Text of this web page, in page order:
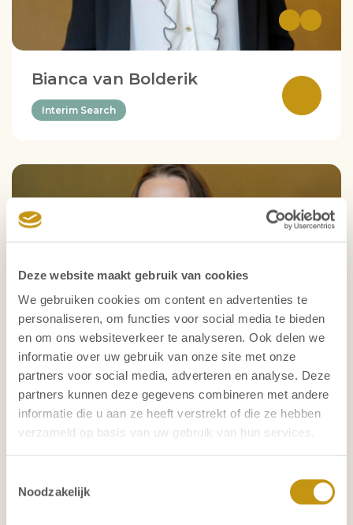
Deze website maakt gebruik van cookies
We gebruiken cookies om content en advertenties te
personaliseren, om functies voor social media te bieden
en om ons websiteverkeer te analyseren. Ook delen we
informatie over uw gebruik van onze site met onze
partners voor social media, adverteren en analyse. Deze
partners kunnen deze gegevens combineren met andere
informatie die u aan ze heeft verstrekt of die ze hebben
verzameld op basis van uw gebruik van hun services.
Noodzakelijk
Bianca van Bolderik
Interim Search
Executive Search